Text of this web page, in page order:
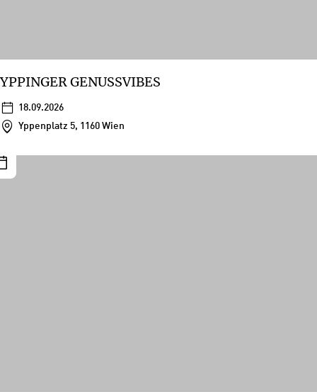
YPPINGER GENUSSVIBES
18.09.2026
Yppenplatz 5, 1160 Wien